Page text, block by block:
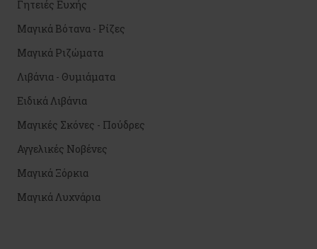
Γητειές Ευχής
Μαγικά Βότανα - Ρίζες
Μαγικά Ριζώματα
Λιβάνια - Θυμιάματα
Ειδικά Λιβάνια
Μαγικές Σκόνες - Πούδρες
Αγγελικές Νοβένες
Μαγικά Ξόρκια
Μαγικά Λυχνάρια